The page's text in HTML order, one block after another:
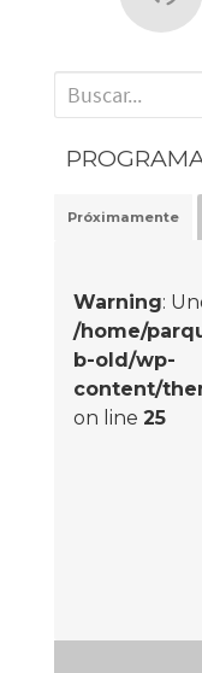
' . __('Search
Próximamente
Warning:
/home/
b-old/wp-
content/
on line 25